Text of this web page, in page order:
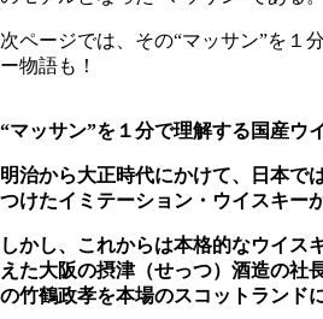
次ページでは、その“マッサン”を１
ー物語も！
“マッサン”を１分で理解する国産ウ
明治から大正時代にかけて、日本で
つけたイミテーション・ウイスキー
しかし、これからは本格的なウイス
えた大阪の摂津（せっつ）酒造の社
の竹鶴政孝を本場のスコットランド